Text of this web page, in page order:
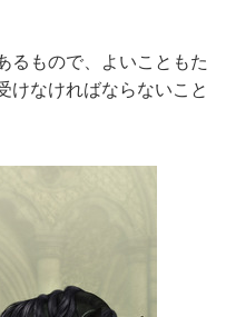
るもので、よいこともた
けなければならないこと